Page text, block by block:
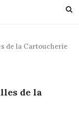
de la Cartoucherie
de la